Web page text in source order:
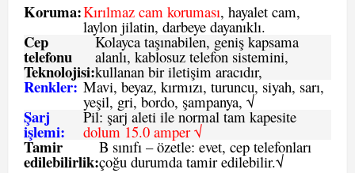
Koruma:Kırılmaz cam koruması, hayalet cam,
laylon jilatin, darbeye dayanıklı.
Cep
telefonu
Teknolojisi:
Kolayca taşınabilen, geniş kapsama
alanlı, kablosuz telefon sistemini,
kullanan bir iletişim aracıdır,
Renkler: Mavi, beyaz, kırmızı, turuncu, siyah, sarı,
yeşil, gri, bordo, şampanya, √
Şarj
işlemi:
Pil: şarj aleti ile normal tam kapesite
dolum 15.0 amper √
Tamir
edilebilirlik:
B sınıfı – özetle: evet, cep telefonları
çoğu durumda tamir edilebilir.√